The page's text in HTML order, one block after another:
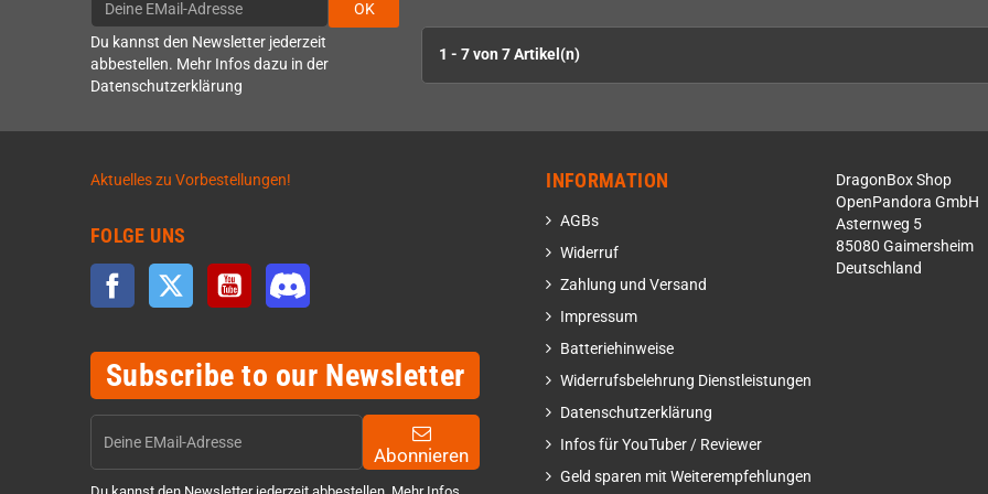
OK
Du kannst den Newsletter jederzeit
abbestellen. Mehr Infos dazu in der
Datenschutzerklärung
1 - 7 von 7 Artikel(n)
Aktuelles zu Vorbestellungen!
FOLGE UNS
Facebook Twitter YouTube
Subscribe to our Newsletter
Abonnieren
INFORMATION
AGBs
Widerruf
Zahlung und Versand
Impressum
Batteriehinweise
Widerrufsbelehrung Dienstleistungen
Datenschutzerklärung
Infos für YouTuber / Reviewer
Geld sparen mit Weiterempfehlungen
DragonBox Shop
OpenPandora GmbH
Asternweg 5
85080 Gaimersheim
Deutschland